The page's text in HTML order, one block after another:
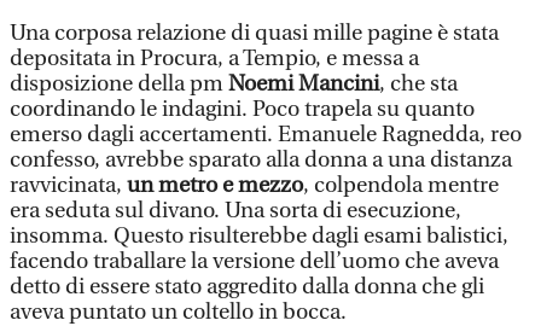
Una corposa relazione di quasi mille pagine è stata
depositata in Procura, a Tempio, e messa a
disposizione della pmNoemi Mancini, che sta
coordinando le indagini. Poco trapela su quanto
emerso dagli accertamenti. Emanuele Ragnedda, reo
confesso, avrebbe sparato alla donna a una distanza
ravvicinata, un metro e mezzo, colpendola mentre
era seduta sul divano. Una sorta di esecuzione,
insomma. Questo risulterebbe dagli esami balistici,
facendo traballare la versione dell’uomo che aveva
detto di essere stato aggredito dalla donna che gli
aveva puntato un coltello in bocca.